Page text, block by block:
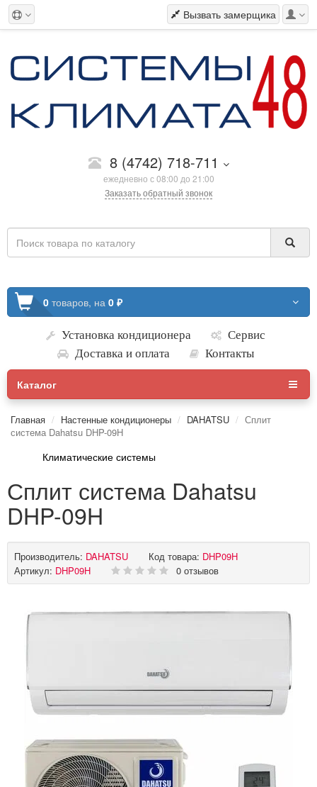
Вызвать замерщика
8 (4742) 718-711
ежедневно с 08:00 до 21:00
Заказать обратный звонок
0 товаров, на 0 ₽
Установка кондиционера
Сервис
Доставка и оплата
Контакты
Каталог
Главная Настенные кондиционеры DAHATSU
Сплит
система Dahatsu DHP-09H
Климатические системы
Сплит система Dahatsu
DHP-09H
Производитель: DAHATSU Код товара: DHP09H
Артикул: DHP09H 0 отзывов